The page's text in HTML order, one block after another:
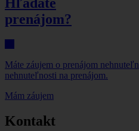
Hľadáte
prenájom?
Máte záujem o prenájom
nehnuteľnosti na prenájom.
Mám záujem
Kontakt